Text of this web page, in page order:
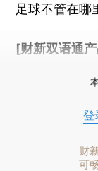
足球不管在哪
[财新双语通
登
财
可